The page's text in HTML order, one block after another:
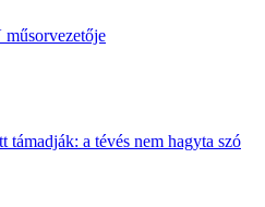
a tévés nem hagyta szó